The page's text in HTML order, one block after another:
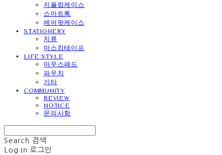
지플립케이스
스마트톡
에어팟케이스
STATIONERY
지류
마스킹테이프
LIFE STYLE
마우스패드
파우치
기타
COMMUNITY
REVIEW
NOTICE
문의사항
Search 검색
Log In 로그인